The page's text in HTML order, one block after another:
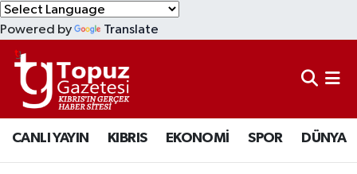
Powered by Translate
CANLI YAYIN KIBRIS EKONOMİ SPOR DÜNYA
KIBRIS
DÜNYA
EKONOMİ
Lefkoşa Nöbetçi Eczaneler
Lefkoşa Hava Durumu
Lefkoşa Trafik Yoğunluk Haritası